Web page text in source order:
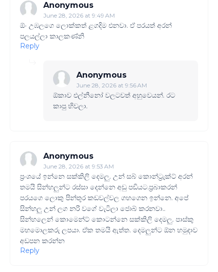
Anonymous
June 28, 2026 at 9:49 AM
ඕං උඹලගෙ ලොක්කත් ළගදිම එනවා. ඒ පරයත් අරන්
පලයල්ලා කාලකණ්නි
Reply
Anonymous
June 28, 2026 at 9:56 AM
ඕකාව එල්නීනෝ වලටවත් අහුවෙයන්. රට
කාපු හිවලා.
Anonymous
June 28, 2026 at 9:53 AM
ප්‍රංශයේ ඉන්නෙ සක්කිලි දෙමලු. උන් සබ් කොන්ට්‍රැක්ට් අරන්
තමයි සින්හලුන්ට රස්සා දෙන්නෙ අඩු පඩියට.ප්‍රබාකරන්
පරයගෙ ලොකු පින්තූර කඩවල්වල ගහගෙන ඉන්නෙ. අපේ
සින්හලු උන් ලග නරි වගේ වැටිලා ජොබ් කරනවා..
සින්හලෙන් කොමෙන්ට් කොටන්නෙ සක්කිලි දෙමලු. පාස්කු
මහමොලකරු ලපයා. ඒක තමයි ඇත්ත. දෙමලුන්ට ඕන හමුදාව
අඩපන කරන්න
Reply